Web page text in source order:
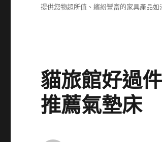
提供您物超所值、繽紛豐富的家具產品
貓旅館好過
推薦氣墊床